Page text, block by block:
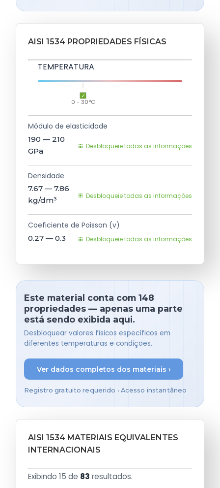
AISI 1534 PROPRIEDADES FÍSICAS
TEMPERATURA
0 - 30°C
Módulo de elasticidade
190 — 210
GPa
Desbloqueie todas as informações
Densidade
7.67 — 7.86
kg/dm³
Desbloqueie todas as informações
Coeficiente de Poisson (v)
0.27 — 0.3 Desbloqueie todas as informações
Este material conta com 148
propriedades — apenas uma parte
está sendo exibida aqui.
Desbloquear valores físicos específicos em
diferentes temperaturas e condições.
Ver dados completos dos materiais ›
Registro gratuito requerido • Acesso instantâneo
AISI 1534 MATERIAIS EQUIVALENTES
INTERNACIONAIS
Exibindo 15 de 83 resultados.